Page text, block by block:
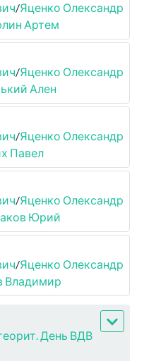
/Яценко Олександр
Артем
/Яценко Олександр
Ален
/Яценко Олександр
Павел
/Яценко Олександр
Юрий
/Яценко Олександр
Владимир
День ВДВ